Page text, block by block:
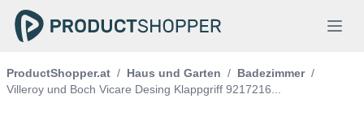
ProductShopper.at / Haus und Garten / Badezimmer /
Villeroy und Boch Vicare Desing Klappgriff 9217216...